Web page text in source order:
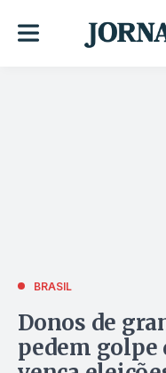
BRASIL
Donos de
pedem golpe